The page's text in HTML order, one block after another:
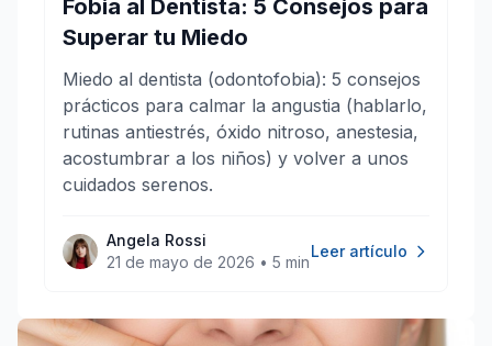
Fobia al Dentista: 5 Consejos para
Superar tu Miedo
Miedo al dentista (odontofobia): 5 consejos
prácticos para calmar la angustia (hablarlo,
rutinas antiestrés, óxido nitroso, anestesia,
acostumbrar a los niños) y volver a unos
cuidados serenos.
Angela Rossi
21 de mayo de 2026 • 5 min
Leer artículo